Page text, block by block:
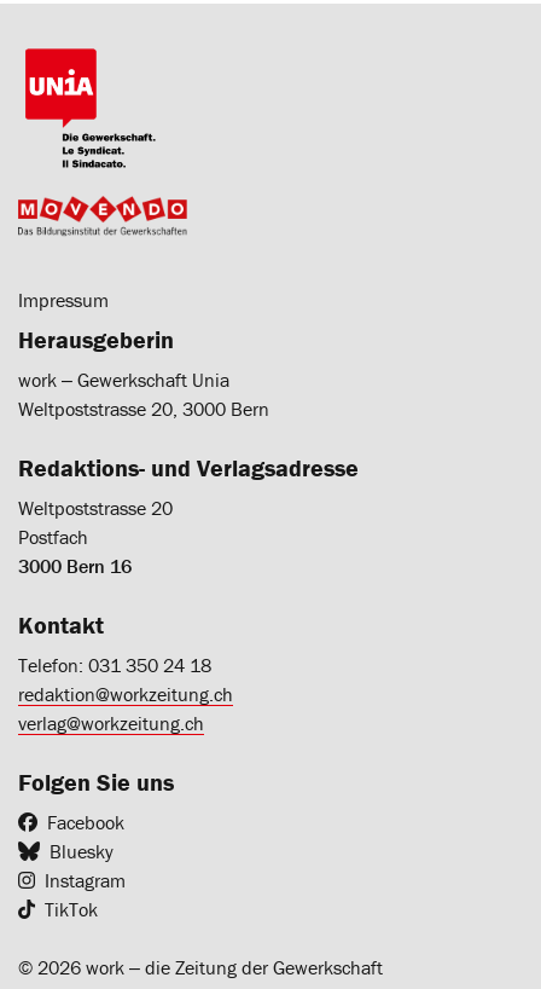
Impressum
Herausgeberin
work ‒ Gewerkschaft Unia
Weltpoststrasse 20, 3000 Bern
Redaktions- und Verlagsadresse
Weltpoststrasse 20
Postfach
3000 Bern 16
Kontakt
Telefon: 031 350 24 18
redaktion@workzeitung.ch
verlag@workzeitung.ch
Folgen Sie uns
Facebook
Bluesky
Instagram
TikTok
© 2026 work ‒ die Zeitung der Gewerkschaft